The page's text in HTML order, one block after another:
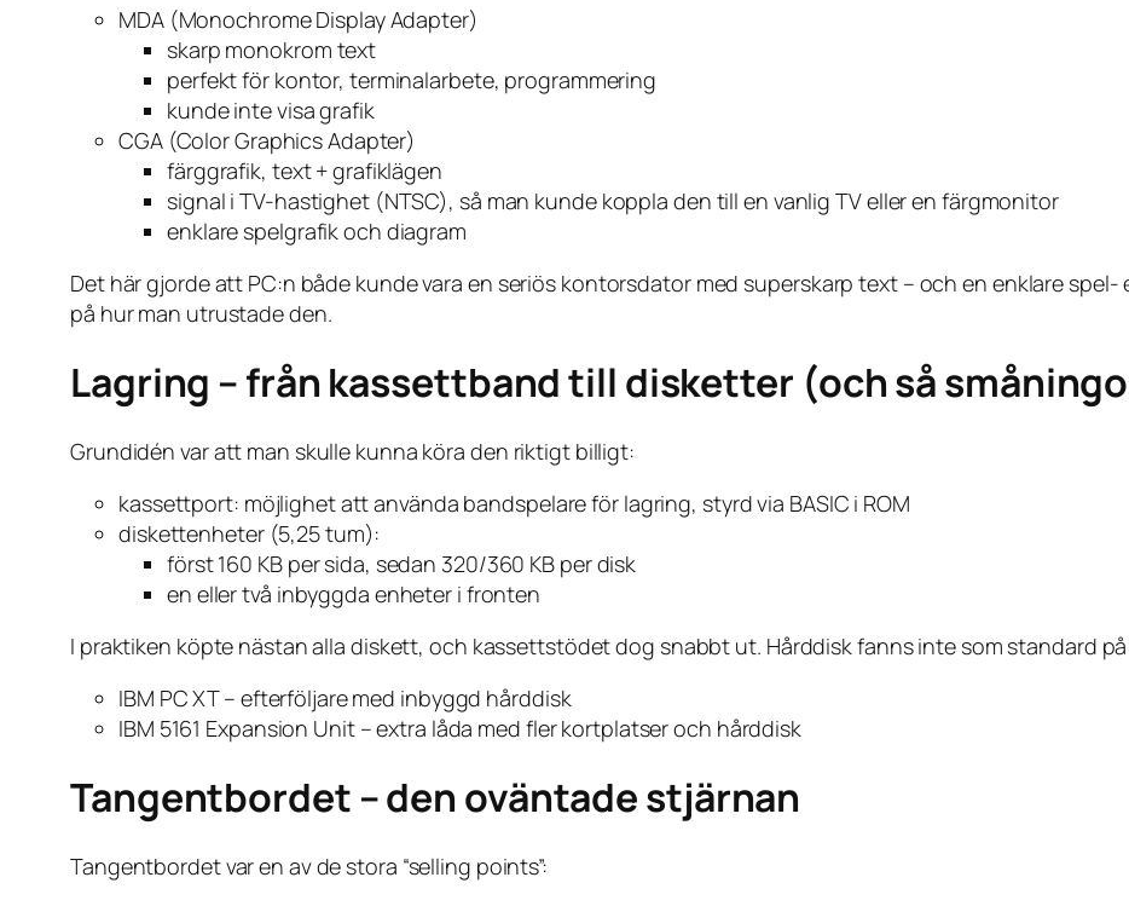
MDA (Monochrome Display Adapter)
skarp monokrom text
perfekt för kontor, terminalarbete, programmering
kunde inte visa grafik
CGA (Color Graphics Adapter)
färggrafik, text + grafiklägen
signal i TV-hastighet (NTSC), så man kunde koppla den till en vanlig TV eller en färgmonitor
enklare spelgrafik och diagram
Det här gjorde att PC:n både kunde vara en seriös kontorsdator med superskarp text – och en enklare
på hur man utrustade den.
Lagring – från kassettband till disketter (och så
Grundidén var att man skulle kunna köra den riktigt billigt:
kassettport: möjlighet att använda bandspelare för lagring, styrd via BASIC i ROM
diskettenheter (5,25 tum):
först 160 KB per sida, sedan 320/360 KB per disk
en eller två inbyggda enheter i fronten
I praktiken köpte nästan alla diskett, och kassettstödet dog snabbt ut. Hårddisk fanns inte som standard
IBM PC XT – efterföljare med inbyggd hårddisk
IBM 5161 Expansion Unit – extra låda med fler kortplatser och hårddisk
Tangentbordet – den oväntade stjärnan
Tangentbordet var en av de stora “selling points”: